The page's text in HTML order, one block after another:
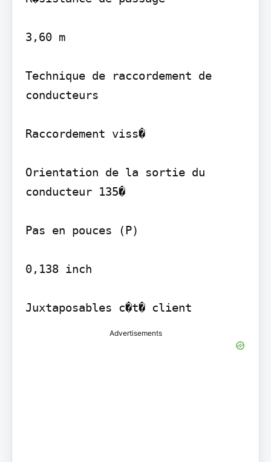
3,60 m
Technique de raccordement de
conducteurs
Raccordement viss�
Orientation de la sortie du
conducteur 135�
Pas en pouces (P)
0,138 inch
Juxtaposables c�t� client
Advertisements